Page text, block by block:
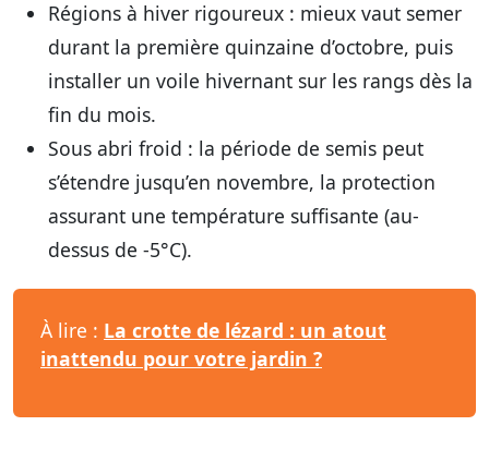
Régions à hiver rigoureux : mieux vaut semer
durant la première quinzaine d’octobre, puis
installer un voile hivernant sur les rangs dès la
fin du mois.
Sous abri froid : la période de semis peut
s’étendre jusqu’en novembre, la protection
assurant une température suffisante (au-
dessus de -5°C).
À lire : La crotte de lézard : un atout
inattendu pour votre jardin ?